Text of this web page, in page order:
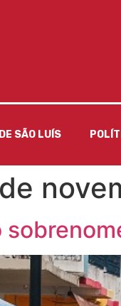
SÃO LUÍS